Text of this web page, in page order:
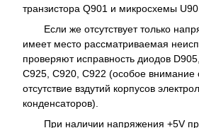
транзистора Q901 и микросхемы
Если же отсутствует только
имеет место рассматриваемая
проверяют исправность диодов
С925, С920, С922 (особое внимание
отсутствие вздутий корпусов
конденсаторов).
При наличии напряжения +5V